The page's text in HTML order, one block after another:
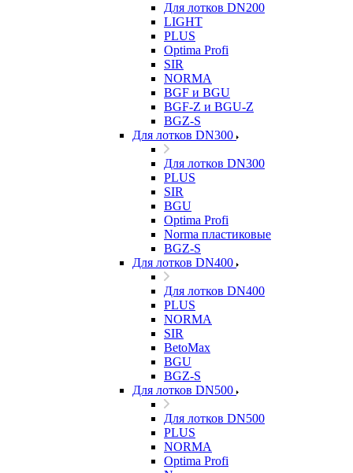
Для лотков DN200
LIGHT
PLUS
Optima Profi
SIR
NORMA
BGF и BGU
BGF-Z и BGU-Z
BGZ-S
Для лотков DN300
Для лотков DN300
PLUS
SIR
BGU
Optima Profi
Norma пластиковые
BGZ-S
Для лотков DN400
Для лотков DN400
PLUS
NORMA
SIR
BetoMax
BGU
BGZ-S
Для лотков DN500
Для лотков DN500
PLUS
NORMA
Optima Profi